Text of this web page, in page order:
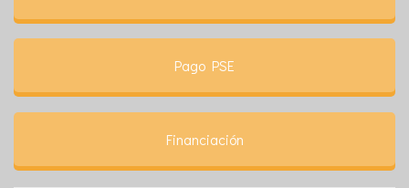
Pago PSE
Financiación